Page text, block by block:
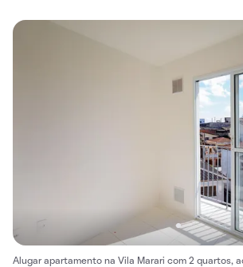
Alugar apartamento na Vila Marari com 2 quartos,